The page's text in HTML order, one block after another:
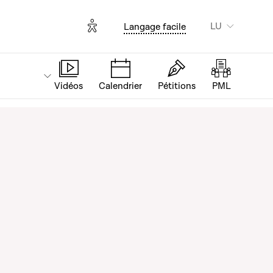
Options d'accessibilité
Langage facile LU
Vidéos Calendrier Pétitions PML